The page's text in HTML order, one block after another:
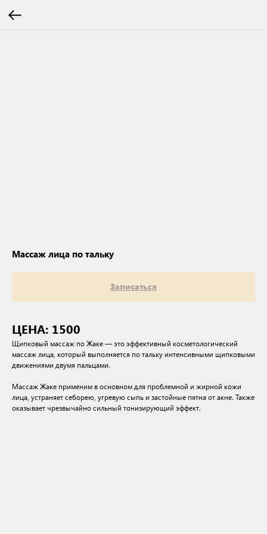
Массаж лица по тальку
Записаться
ЦЕНА: 1500
Щипковый массаж по Жаке — это эффективный косметологический
массаж лица, который выполняется по тальку интенсивными щипковыми
движениями двумя пальцами.
Массаж Жаке применим в основном для проблемной и жирной кожи
лица, устраняет себорею, угревую сыпь и застойные пятна от акне. Также
оказывает чрезвычайно сильный тонизирующий эффект.